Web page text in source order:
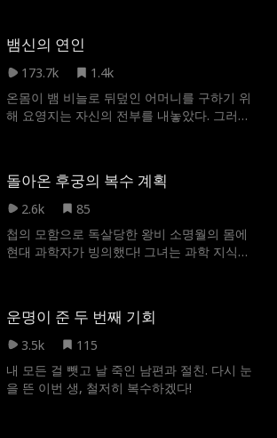
서 통쾌한 반격에 나선다.
뱀신의 연인
173.7k
1.4k
온몸이 뱀 비늘로 뒤덮인 어머니를 구하기 위
해 요영지는 자신의 전부를 내놓았다. 그러던
구해내지만, 천계의 시련으로 인해 그녀와 함
께 고향으로 돌아갈 수 없게 된다. 홀로 마을로
몰리고, 마을 사람들마저 등을 돌리며 죽음의
위기에 처한다. 절체절명의 순간, 시련을 이겨
돌아온 후궁의 복수 계획
2.6k
85
첩의 모함으로 독살당한 왕비 소명월의 몸에
현대 과학자가 빙의했다! 그녀는 과학 지식으
운명이 준 두 번째 기회
3.5k
115
내 모든 걸 뺏고 날 죽인 남편과 절친. 다시 눈
을 뜬 이번 생, 철저히 복수하겠다!